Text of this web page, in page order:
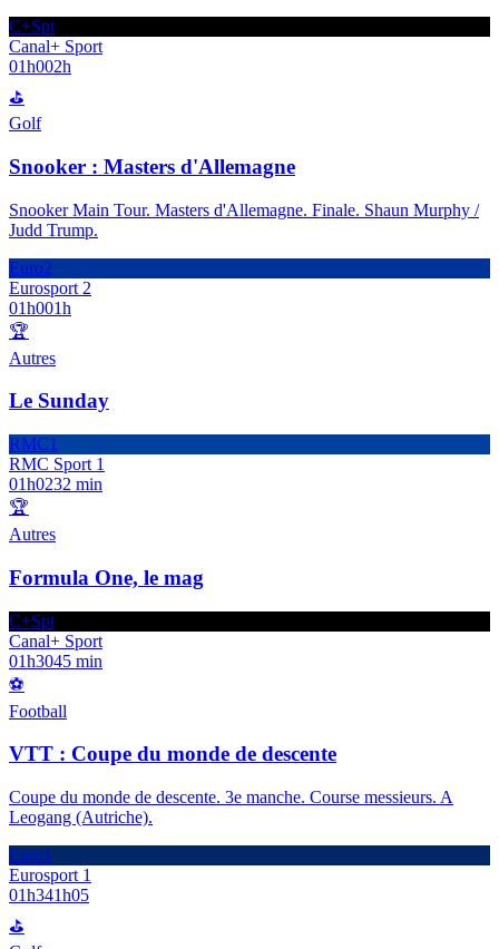
C+Spt
Canal+ Sport
01h002h
⛳
Golf
Snooker : Masters d'Allemagne
Snooker Main Tour. Masters d'Allemagne. Finale. Shaun Murphy /
Judd Trump.
Euro2
Eurosport 2
01h001h
🏆
Autres
Le Sunday
RMC1
RMC Sport 1
01h0232 min
🏆
Autres
Formula One, le mag
C+Spt
Canal+ Sport
01h3045 min
⚽
Football
VTT : Coupe du monde de descente
Coupe du monde de descente. 3e manche. Course messieurs. A
Leogang (Autriche).
Euro1
Eurosport 1
01h341h05
⛳